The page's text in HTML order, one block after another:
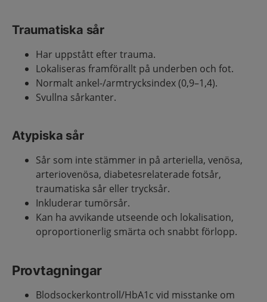
Traumatiska sår
Har uppstått efter trauma.
Lokaliseras framförallt på underben och fot.
Normalt ankel-/armtrycksindex (0,9–1,4).
Svullna sårkanter.
Atypiska sår
Sår som inte stämmer in på arteriella, venösa,
arteriovenösa, diabetesrelaterade fotsår,
traumatiska sår eller trycksår.
Inkluderar tumörsår.
Kan ha avvikande utseende och lokalisation,
oproportionerlig smärta och snabbt förlopp.
Provtagningar
Blodsockerkontroll/HbA1c vid misstanke om